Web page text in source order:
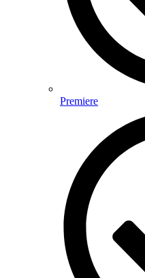
Premiere